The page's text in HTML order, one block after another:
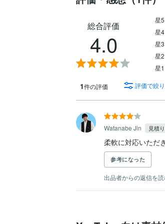
総合評価
4.0
星
星
星
星
星
1件の評価 評価で絞
Watanabe Jin 見積
柔軟に対応いただ
参考になった
出品者からの返信を